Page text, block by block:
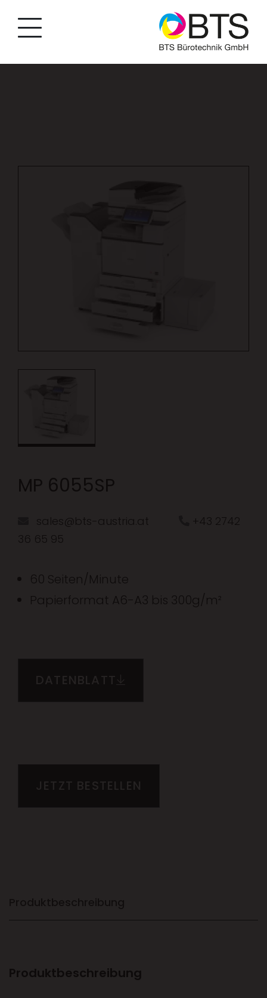
weiss/p/46" bool(false) string(4) "BTSA"
MP 6055SP
sales@bts-austria.at
+43 2742
36 65 95
60 Seiten/Minute
Papierformat A6-A3 bis 300g/m²
Produktbeschreibung